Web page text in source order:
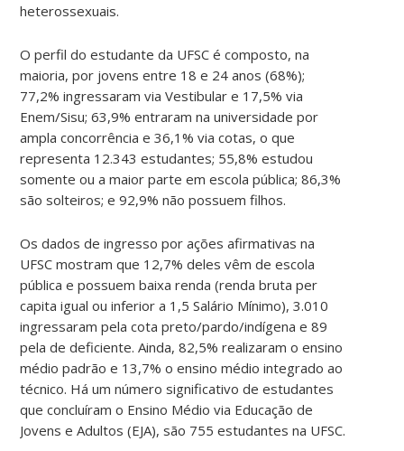
heterossexuais.
O perfil do estudante da UFSC é composto, na
maioria, por jovens entre 18 e 24 anos (68%);
77,2% ingressaram via Vestibular e 17,5% via
Enem/Sisu; 63,9% entraram na universidade por
ampla concorrência e 36,1% via cotas, o que
representa 12.343 estudantes; 55,8% estudou
somente ou a maior parte em escola pública; 86,3%
são solteiros; e 92,9% não possuem filhos.
Os dados de ingresso por ações afirmativas na
UFSC mostram que 12,7% deles vêm de escola
pública e possuem baixa renda (renda bruta per
capita igual ou inferior a 1,5 Salário Mínimo), 3.010
ingressaram pela cota preto/pardo/indígena e 89
pela de deficiente. Ainda, 82,5% realizaram o ensino
médio padrão e 13,7% o ensino médio integrado ao
técnico. Há um número significativo de estudantes
que concluíram o Ensino Médio via Educação de
Jovens e Adultos (EJA), são 755 estudantes na UFSC.